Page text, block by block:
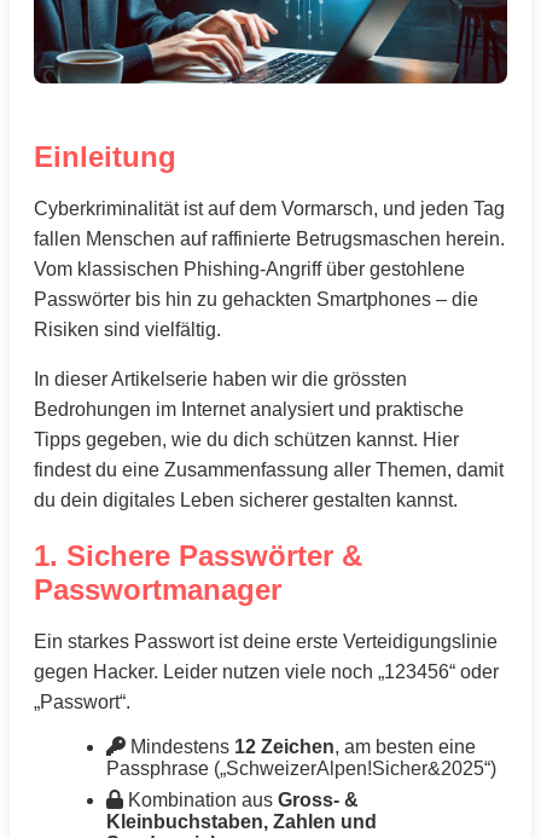
Einleitung
Cyberkriminalität ist auf dem Vormarsch, und jeden Tag
fallen Menschen auf raffinierte Betrugsmaschen herein.
Vom klassischen Phishing-Angriff über gestohlene
Passwörter bis hin zu gehackten Smartphones – die
Risiken sind vielfältig.
In dieser Artikelserie haben wir die grössten
Bedrohungen im Internet analysiert und praktische
Tipps gegeben, wie du dich schützen kannst. Hier
findest du eine Zusammenfassung aller Themen, damit
du dein digitales Leben sicherer gestalten kannst.
1. Sichere Passwörter &
Passwortmanager
Ein starkes Passwort ist deine erste Verteidigungslinie
gegen Hacker. Leider nutzen viele noch „123456“ oder
„Passwort“.
Mindestens 12 Zeichen, am besten eine
Passphrase („SchweizerAlpen!Sicher&2025“)
Kombination aus Gross- &
Kleinbuchstaben, Zahlen und